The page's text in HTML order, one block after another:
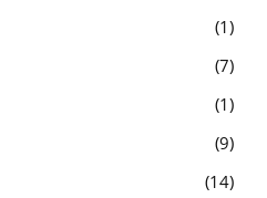
1
7
1
9
14